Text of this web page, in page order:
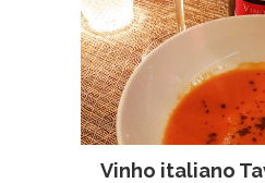
Vinho italiano